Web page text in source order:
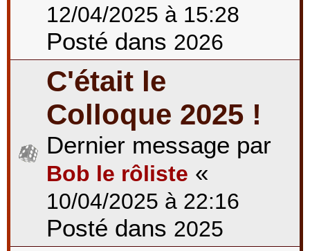
12/04/2025 à 15:28
Posté dans 2026
C'était le
Colloque 2025 !
Dernier message par
Bob le rôliste «
10/04/2025 à 22:16
Posté dans 2025